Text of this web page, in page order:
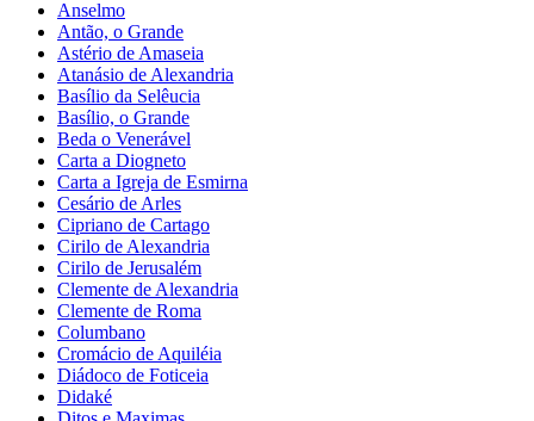
Anselmo
Antão, o Grande
Astério de Amaseia
Atanásio de Alexandria
Basílio da Selêucia
Basílio, o Grande
Beda o Venerável
Carta a Diogneto
Carta a Igreja de Esmirna
Cesário de Arles
Cipriano de Cartago
Cirilo de Alexandria
Cirilo de Jerusalém
Clemente de Alexandria
Clemente de Roma
Columbano
Cromácio de Aquiléia
Diádoco de Foticeia
Didaké